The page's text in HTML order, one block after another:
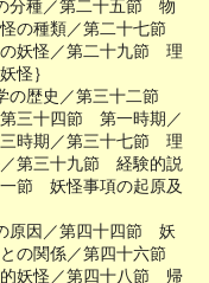
種／第二十五節 物
の種類／第二十七節
妖怪／第二十九節 理
怪｝
歴史／第三十二節
三十四節 第一時期／
時期／第三十七節 理
第三十九節 経験的説
節 妖怪事項の起原及
因／第四十四節 妖
の関係／第四十六節
妖怪／第四十八節 帰